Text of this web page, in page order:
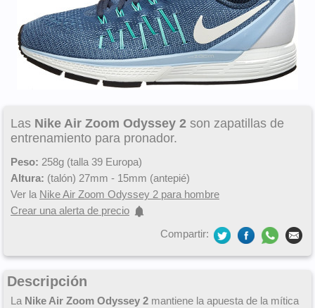
Las Nike Air Zoom Odyssey 2 son zapatillas de
entrenamiento para pronador.
Peso: 258g (talla 39 Europa)
Altura: (talón) 27mm - 15mm (antepié)
Ver la Nike Air Zoom Odyssey 2 para hombre
Crear una alerta de precio
Compartir:
Descripción
La Nike Air Zoom Odyssey 2 mantiene la apuesta de la mítica